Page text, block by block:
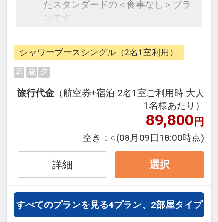
たスタンダードの＜食事なし＞プラ
ンです。
できるダイナミックパッケージだか
ら、一都市滞在はもちろん周遊旅行
にも最適！
泊・飛び泊なども自由自在です。
JALマイレージ会員の方にはフライ
トマイルが50%貯まります。
■大浴場のご案内
「THE BATH」をコンセプトにした
日本庭園を眺められる露天風呂付き
熊本の滑らかな地下水を沸かしたお
湯を使用しており、宿泊者は無料で
シャワーブースシングル（2名1室利用）
朝 昼 夕
旅行代金 （航空券+宿泊 2名1室ご利用時 大人
1名様あたり）
89,800円
空き： ○(08月09日18:00時点)
詳細 選択
すべてのプランを見る4プラン、2部屋タイプ